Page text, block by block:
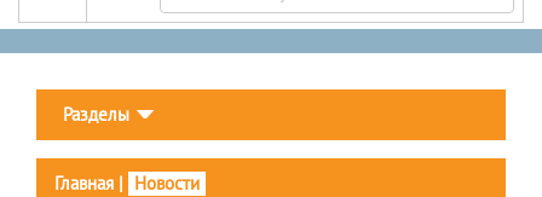
Разделы
Главная | Новости